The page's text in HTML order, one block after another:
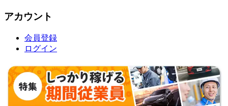
アカウント
会員登録
ログイン